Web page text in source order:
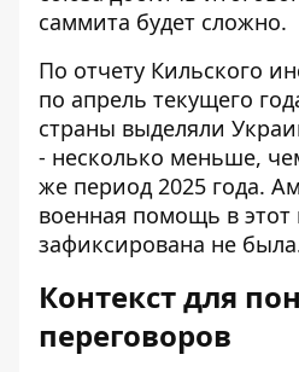
саммита будет сложно.
По отчету Кильского
по апрель текущего
страны выделяли
- несколько меньше,
же период 2025 года.
военная помощь в этот
зафиксирована не
Контекст для
переговоров